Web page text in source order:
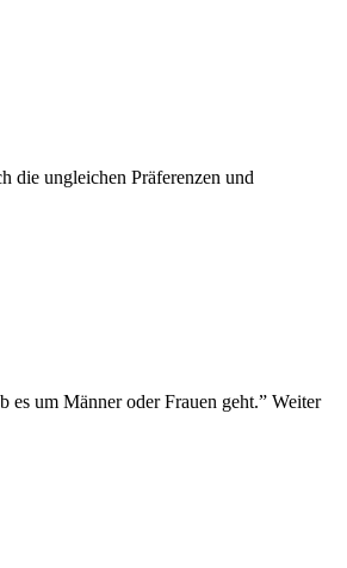
die ungleichen Präferenzen und
um Männer oder Frauen geht.” Weiter